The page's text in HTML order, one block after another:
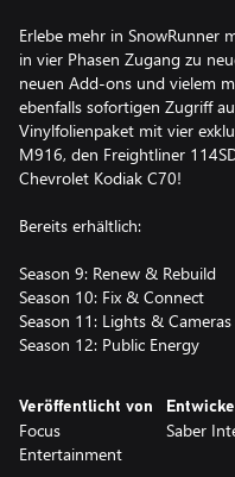
Erlebe mehr in SnowRunner
in vier Phasen Zugang zu
neuen Add-ons und vielem
ebenfalls sofortigen Zugriff
Vinylfolienpaket mit vier
M916, den Freightliner
Chevrolet Kodiak C70!
Bereits erhältlich:
Season 9: Renew & Rebuild
Season 10: Fix & Connect
Season 11: Lights & Cameras
Season 12: Public Energy
Veröffentlicht von
Focus
Entertainment
Saber